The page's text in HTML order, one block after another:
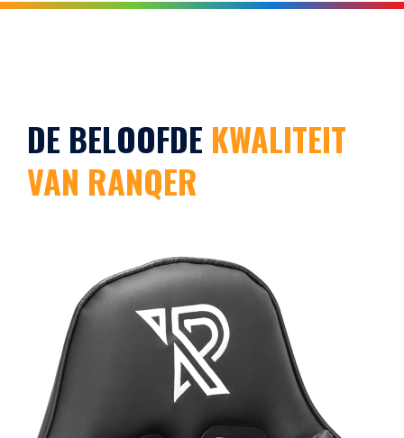
DE BELOOFDE KWALITEIT
VAN RANQER